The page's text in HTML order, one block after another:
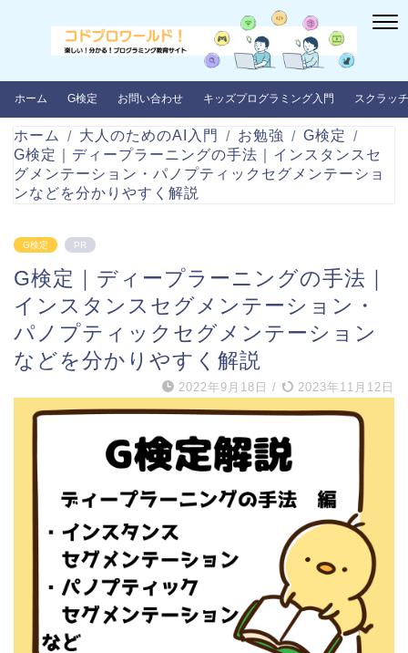
ホーム G検定 お問い合わせ キッズプログラミング入門 スクラッチ
ホーム 大人のためのAI入門 お勉強
G検定
G検定｜ディープラーニングの手法｜インスタンスセ
グメンテーション・パノプティックセグメンテーショ
ンなどを分かりやすく解説
G検定 PR
G検定｜ディープラーニングの手法｜
インスタンスセグメンテーション・
パノプティックセグメンテーション
などを分かりやすく解説
2022年9月18日 / 2023年11月12日